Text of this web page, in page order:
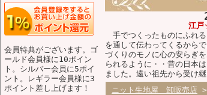
会員特典がございます。ゴ
ールド会員様に10ポイン
ト。シルバー会員に5ポイ
ント。レギラー会員様に3
ポイント差し上げます！
江戸
手でつくったものにふれ
を通して伝わってくるから
づくりのモノに心の安らぎ
られるように・・昔の日本
ました。遠い祖先から受け
ニット生地屋 卸販売店 >